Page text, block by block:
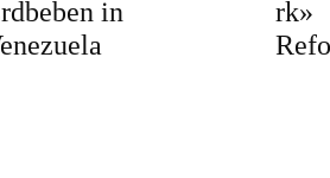
in
rk»